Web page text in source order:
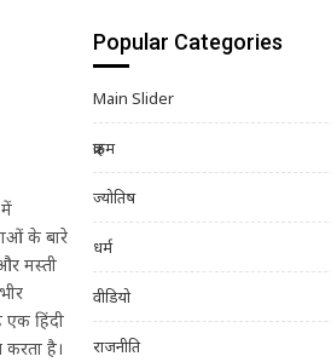
के बारे
मस्ती
एक हिंदी
करता है।
Popular Categories
Main Slider
क्राइम
ज्योतिष
धर्म
वीडियो
राजनीति